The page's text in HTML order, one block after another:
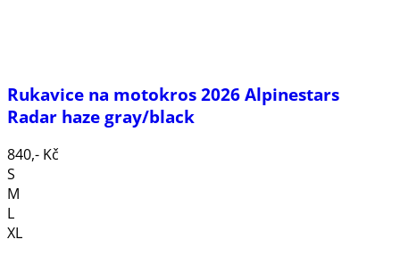
Rukavice na motokros 2026 Alpinestars
Radar haze gray/black
840,- Kč
S
M
L
XL